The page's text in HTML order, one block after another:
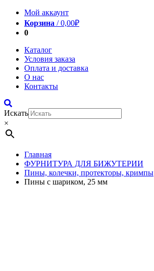
Мой аккаунт
Корзина /0,00₽
0
Каталог
Условия заказа
Оплата и доставка
О нас
Контакты
Искать
×
Главная
ФУРНИТУРА ДЛЯ БИЖУТЕРИИ
Пины, колечки, протекторы, кримпы
Пины с шариком, 25 мм